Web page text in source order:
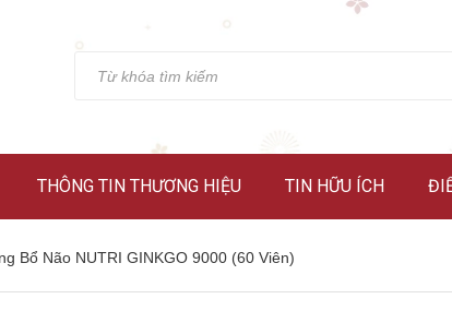
THÔNG TIN THƯƠNG HIỆU TIN HỮU ÍCH
Bổ Não NUTRI GINKGO 9000 (60 Viên)